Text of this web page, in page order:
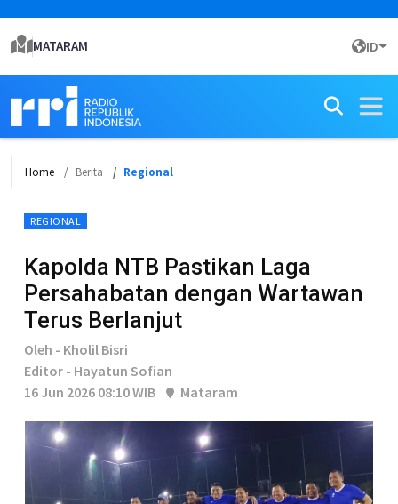
MATARAM ID
Home Berita Regional
REGIONAL
Kapolda NTB Pastikan Laga
Persahabatan dengan Wartawan
Terus Berlanjut
Oleh - Kholil Bisri
Editor - Hayatun Sofian
16 Jun 2026 08:10 WIB
Mataram